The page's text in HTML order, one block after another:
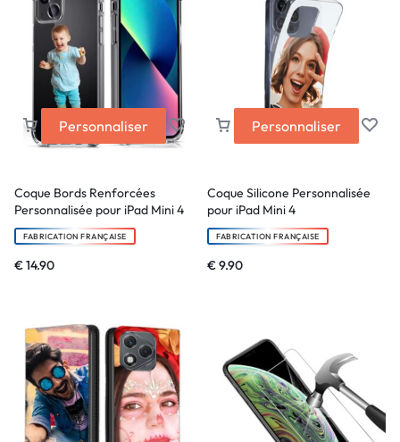
Personnaliser
Coque Bords Renforcées
Personnalisée pour iPad Mini 4
FABRICATION FRANÇAISE
€14.90
Personnaliser
Coque Silicone Personnalisée
pour iPad Mini 4
FABRICATION FRANÇAISE
€9.90